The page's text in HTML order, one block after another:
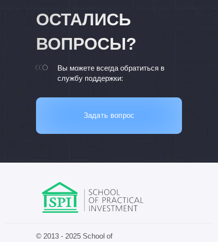
ОСТАЛИСЬ
ВОПРОСЫ?
Вы можете всегда обратиться в
службу поддержки:
Задать вопрос
© 2013 - 2025 School of